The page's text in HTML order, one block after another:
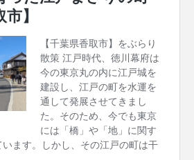
エシカル
オーシャンフロント
おこもりサウナ おにぎり
お土産 お茶